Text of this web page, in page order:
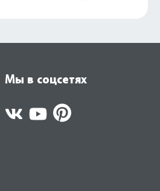
Мы в соцсетях